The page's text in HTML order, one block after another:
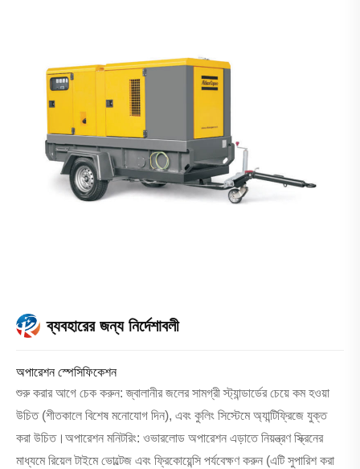
ব্যবহারের জন্য নির্দেশাবলী
অপারেশন স্পেসিফিকেশন
শুরু করার আগে চেক করুন: জ্বালানীর জলের সামগ্রী স্ট্যান্ডার্ডের চেয়ে কম হওয়া
উচিত (শীতকালে বিশেষ মনোযোগ দিন), এবং কুলিং সিস্টেমে অ্যান্টিফ্রিজে যুক্ত
করা উচিত। অপারেশন মনিটরিং: ওভারলোড অপারেশন এড়াতে নিয়ন্ত্রণ স্ক্রিনের
মাধ্যমে রিয়েল টাইমে ভোল্টেজ এবং ফ্রিকোয়েন্সি পর্যবেক্ষণ করুন (এটি সুপারিশ করা